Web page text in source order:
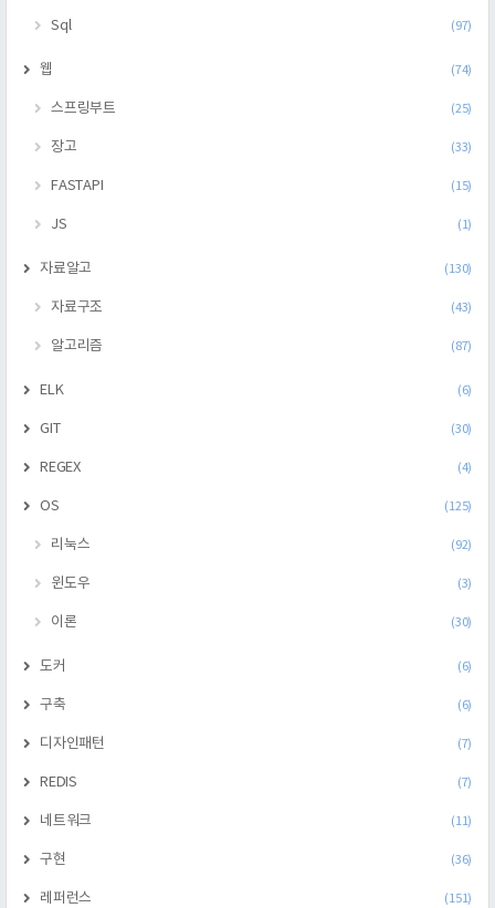
Sql (97)
웹 (74)
스프링부트 (25)
장고 (33)
FASTAPI (15)
JS (1)
자료알고 (130)
자료구조 (43)
알고리즘 (87)
ELK (6)
GIT (30)
REGEX (4)
OS (125)
리눅스 (92)
윈도우 (3)
이론 (30)
도커 (6)
구축 (6)
디자인패턴 (7)
REDIS (7)
네트워크 (11)
구현 (36)
레퍼런스 (151)